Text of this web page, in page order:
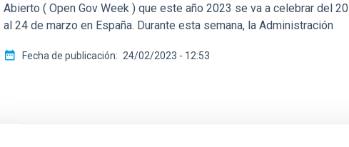
Abierto ( Open Gov Week ) que este año 2023 se va a celebrar del 20
al 24 de marzo en España. Durante esta semana, la Administración
Fecha de publicación 24/02/2023 - 12:53